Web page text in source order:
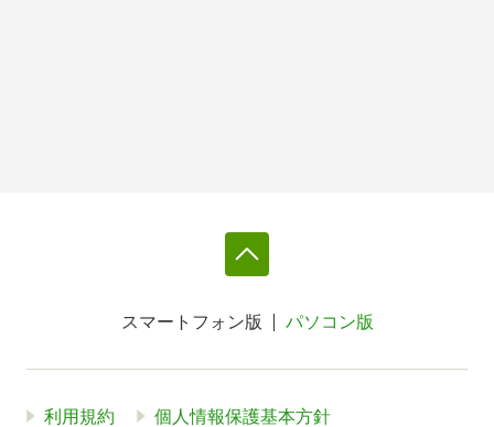
スマートフォン版 パソコン版
利用規約 個人情報保護基本方針